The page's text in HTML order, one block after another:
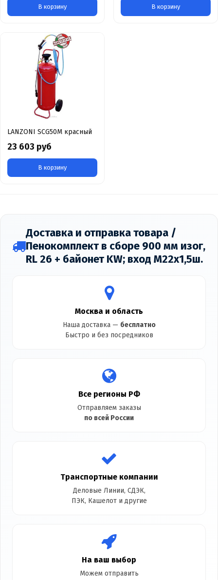
В корзину В корзину
LANZONI SCG50M красный
23 603 руб
В корзину
Доставка и отправка товара /
Пенокомплект в сборе 900 мм изог,
RL 26 + байонет KW; вход М22х1,5ш.
Москва и область
Наша доставка — бесплатно
Быстро и без посредников
Все регионы РФ
Отправляем заказы
по всей России
Транспортные компании
Деловые Линии, СДЭК,
ПЭК, Кашелот и другие
На ваш выбор
Можем отправить